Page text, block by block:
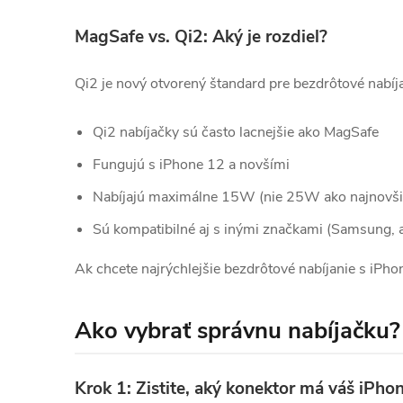
MagSafe vs. Qi2: Aký je rozdiel?
Qi2 je nový otvorený štandard pre bezdrôtové
Qi2 nabíjačky sú často lacnejšie ako MagSafe
Fungujú s iPhone 12 a novšími
Nabíjajú maximálne 15W (nie 25W ako
Sú kompatibilné aj s inými značkami (Samsung,
Ak chcete najrýchlejšie bezdrôtové nabíjanie s
Ako vybrať správnu nabíjačku?
Krok 1: Zistite, aký konektor má váš